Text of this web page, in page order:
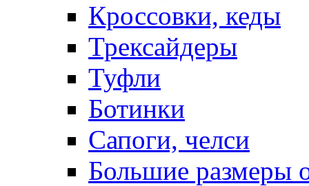
Кроссовки, кеды
Трексайдеры
Туфли
Ботинки
Сапоги, челси
Большие размеры